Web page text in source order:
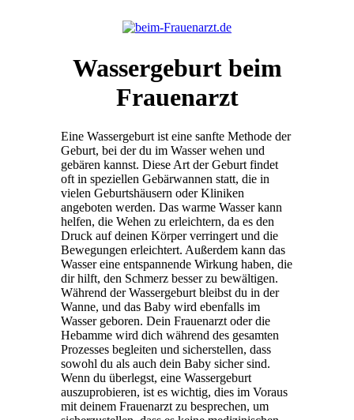
Wassergeburt beim
Frauenarzt
Eine Wassergeburt ist eine sanfte Methode der
Geburt, bei der du im Wasser wehen und
gebären kannst. Diese Art der Geburt findet
oft in speziellen Gebärwannen statt, die in
vielen Geburtshäusern oder Kliniken
angeboten werden. Das warme Wasser kann
helfen, die Wehen zu erleichtern, da es den
Druck auf deinen Körper verringert und die
Bewegungen erleichtert. Außerdem kann das
Wasser eine entspannende Wirkung haben, die
dir hilft, den Schmerz besser zu bewältigen.
Während der Wassergeburt bleibst du in der
Wanne, und das Baby wird ebenfalls im
Wasser geboren. Dein Frauenarzt oder die
Hebamme wird dich während des gesamten
Prozesses begleiten und sicherstellen, dass
sowohl du als auch dein Baby sicher sind.
Wenn du überlegst, eine Wassergeburt
auszuprobieren, ist es wichtig, dies im Voraus
mit deinem Frauenarzt zu besprechen, um